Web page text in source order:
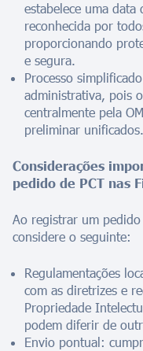
estabelece uma
reconhecida por
proporcionando
e segura.
Processo
administrativa, pois
centralmente pela
preliminar unificados.
Considerações
pedido de PCT nas
Ao registrar um pedido
considere o seguinte:
Regulamentações
com as diretrizes e
Propriedade
podem diferir de
Envio pontual: